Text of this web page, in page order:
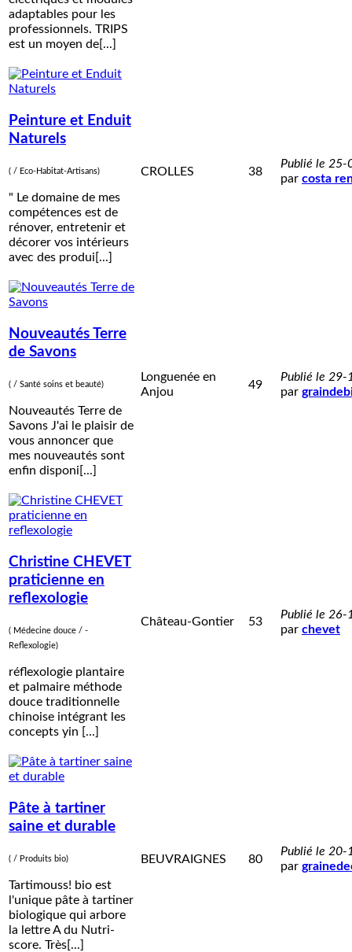
adaptables pour les
professionnels. TRIPS
est un moyen de[...]
Peinture et Enduit
Naturels
( / Eco-Habitat-Artisans)
" Le domaine de mes
compétences est de
rénover, entretenir et
décorer vos intérieurs
avec des produi[...]
CROLLES 38
Publié le 25-
par costa
Nouveautés Terre
de Savons
( / Santé soins et beauté)
Nouveautés Terre de
Savons J'ai le plaisir de
vous annoncer que
mes nouveautés sont
enfin disponi[...]
Longuenée en
Anjou
49
Publié le 29-
par
Christine CHEVET
praticienne en
reflexologie
( Médecine douce / -
Reflexologie)
réflexologie plantaire
et palmaire méthode
douce traditionnelle
chinoise intégrant les
concepts yin [...]
Château-Gontier 53
Publié le 26-
par chevet
Pâte à tartiner
saine et durable
( / Produits bio)
Tartimouss! bio est
l'unique pâte à tartiner
biologique qui arbore
la lettre A du Nutri-
score. Très[...]
BEUVRAIGNES 80
Publié le 20-
par